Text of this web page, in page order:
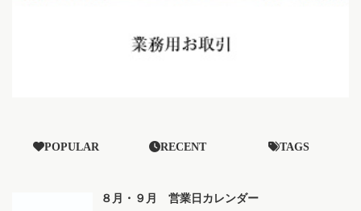
POPULAR RECENT TAGS
８月・９月 営業日カレンダー